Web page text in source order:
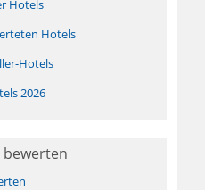
Hotels
Hotels
Hotels
2026